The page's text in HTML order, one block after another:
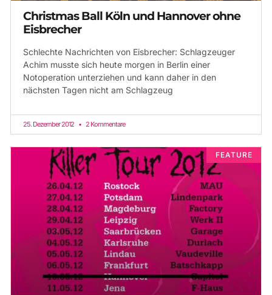
Christmas Ball Köln und Hannover ohne
Eisbrecher
Schlechte Nachrichten von Eisbrecher: Schlagzeuger
Achim musste sich heute morgen in Berlin einer
Notoperation unterziehen und kann daher in den
nächsten Tagen nicht am Schlagzeug
25. Dezember 2012 2 Kommentare
FEATURE